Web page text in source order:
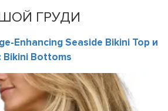
ГРУДИ
Enhancing Seaside Bikini Top и
Bikini Bottoms